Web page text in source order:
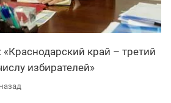
край – третий
избирателей»